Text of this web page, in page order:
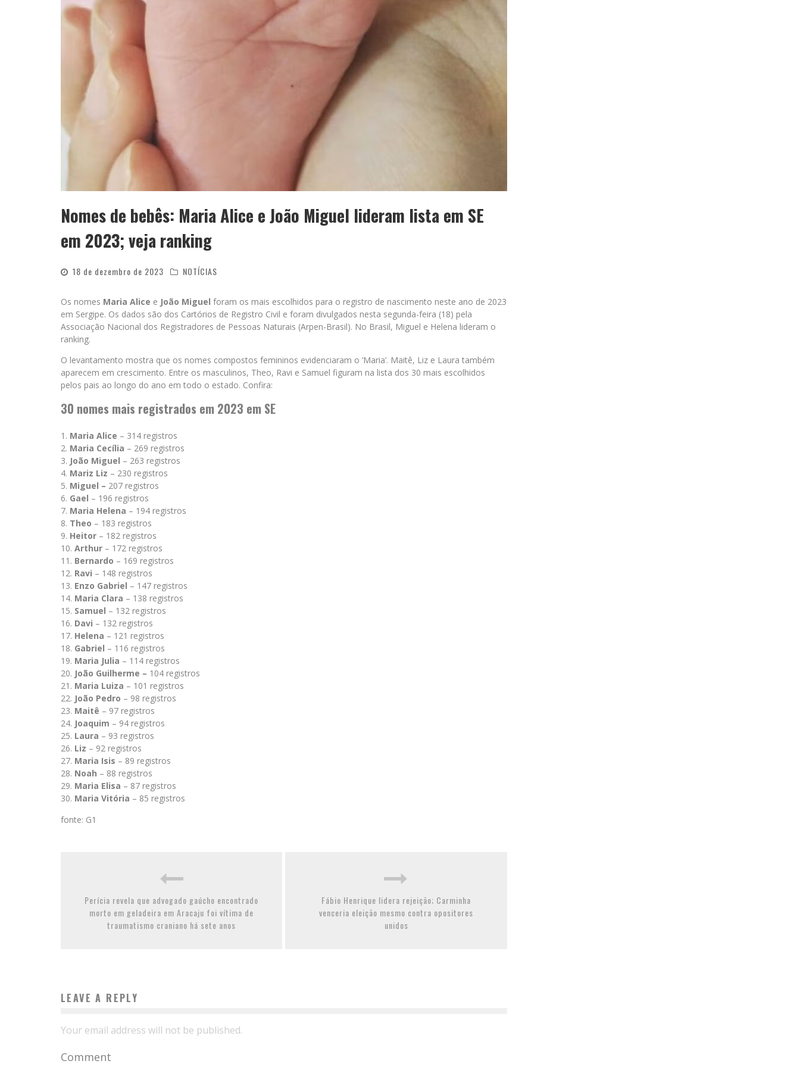
Nomes de bebês: Maria Alice e João Miguel lideram lista em SE
em 2023; veja ranking
18 de dezembro de 2023 NOTÍCIAS
Os nomes Maria Alice e João Miguel foram os mais escolhidos para o registro de nascimento neste ano de 2023
em Sergipe. Os dados são dos Cartórios de Registro Civil e foram divulgados nesta segunda-feira (18) pela
Associação Nacional dos Registradores de Pessoas Naturais (Arpen-Brasil). No Brasil, Miguel e Helena lideram o
ranking.
O levantamento mostra que os nomes compostos femininos evidenciaram o ‘Maria’. Maitê, Liz e Laura também
aparecem em crescimento. Entre os masculinos, Theo, Ravi e Samuel figuram na lista dos 30 mais escolhidos
pelos pais ao longo do ano em todo o estado. Confira:
30 nomes mais registrados em 2023 em SE
Maria Alice – 314 registros
Maria Cecília – 269 registros
João Miguel – 263 registros
Mariz Liz – 230 registros
Miguel – 207 registros
Gael – 196 registros
Maria Helena – 194 registros
Theo – 183 registros
Heitor – 182 registros
Arthur – 172 registros
Bernardo – 169 registros
Ravi – 148 registros
Enzo Gabriel – 147 registros
Maria Clara – 138 registros
Samuel – 132 registros
Davi – 132 registros
Helena – 121 registros
Gabriel – 116 registros
Maria Julia – 114 registros
João Guilherme – 104 registros
Maria Luiza – 101 registros
João Pedro – 98 registros
Maitê – 97 registros
Joaquim – 94 registros
Laura – 93 registros
Liz – 92 registros
Maria Isis – 89 registros
Noah – 88 registros
Maria Elisa – 87 registros
Maria Vitória – 85 registros
fonte: G1
Perícia revela que advogado gaúcho encontrado
morto em geladeira em Aracaju foi vítima de
traumatismo craniano há sete anos
Fábio Henrique lidera rejeição; Carminha
venceria eleição mesmo contra opositores
unidos
LEAVE A REPLY
Your email address will not be published.
Comment